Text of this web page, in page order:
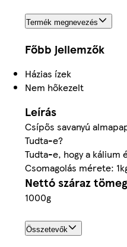
Termék megnevezés
Főbb jellemzők
Házias ízek
Nem hőkezelt
Leírás
Csípős savanyú
Tudta-e?
Tudta-e, hogy a kálium
Csomagolás mérete:
Nettó száraz tömeg
1000g
Összetevők